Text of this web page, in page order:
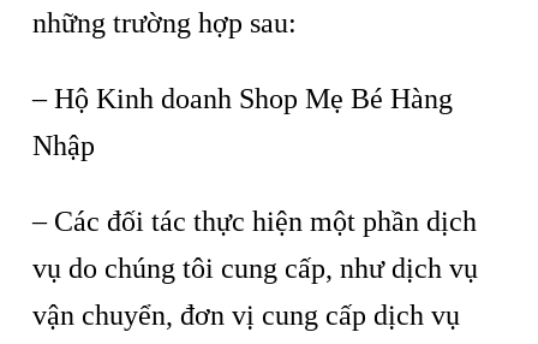
những trường hợp sau:
– Hộ Kinh doanh Shop Mẹ Bé Hàng
Nhập
– Các đối tác thực hiện một phần dịch
vụ do chúng tôi cung cấp, như dịch vụ
vận chuyển, đơn vị cung cấp dịch vụ